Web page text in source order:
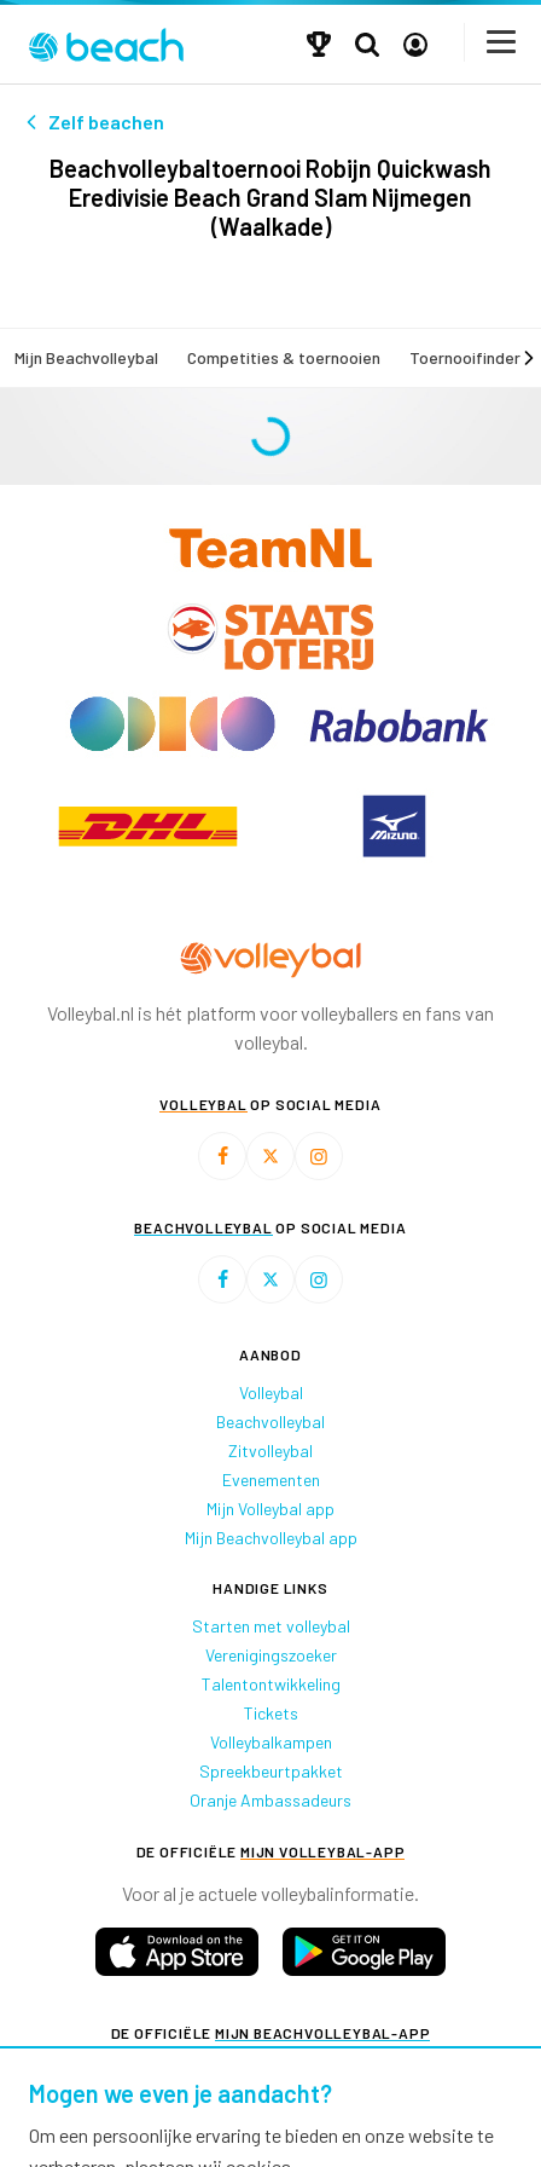
Zelf beachen
Beachvolleybaltoernooi Robijn Quickwash
Eredivisie Beach Grand Slam Nijmegen
(Waalkade)
Mijn Beachvolleybal Competities & toernooien Toernooifinder
Volleybal.nl is hét platform voor volleyballers en fans van
volleybal.
VOLLEYBAL OP SOCIAL MEDIA
BEACHVOLLEYBAL OP SOCIAL MEDIA
AANBOD
Volleybal
Beachvolleybal
Zitvolleybal
Evenementen
Mijn Volleybal app
Mijn Beachvolleybal app
HANDIGE LINKS
Starten met volleybal
Verenigingszoeker
Talentontwikkeling
Tickets
Volleybalkampen
Spreekbeurtpakket
Oranje Ambassadeurs
DE OFFICIËLE MIJN VOLLEYBAL-APP
Voor al je actuele volleybalinformatie.
DE OFFICIËLE MIJN BEACHVOLLEYBAL-APP
Mogen we even je aandacht?
Om een persoonlijke ervaring te bieden en onze website te